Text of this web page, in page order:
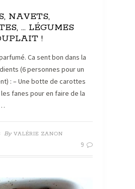
NAVETS,
… LÉGUMES
!
Ca sent bon dans la
(6 personnes pour un
: – Une botte de carottes
fanes pour en faire de la
By VALÉRIE ZANON
9